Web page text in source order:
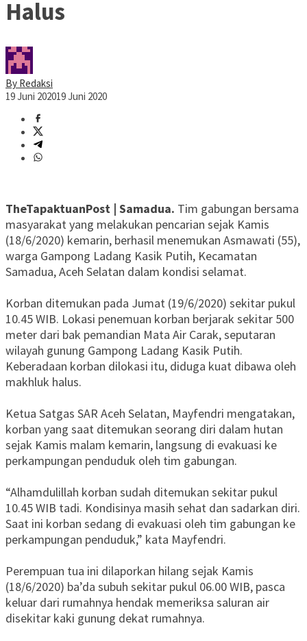
Halus
By Redaksi
19 Juni 202019 Juni 2020
TheTapaktuanPost | Samadua. Tim gabungan bersama
masyarakat yang melakukan pencarian sejak Kamis
(18/6/2020) kemarin, berhasil menemukan Asmawati (55),
warga Gampong Ladang Kasik Putih, Kecamatan
Samadua, Aceh Selatan dalam kondisi selamat.
Korban ditemukan pada Jumat (19/6/2020) sekitar pukul
10.45 WIB. Lokasi penemuan korban berjarak sekitar 500
meter dari bak pemandian Mata Air Carak, seputaran
wilayah gunung Gampong Ladang Kasik Putih.
Keberadaan korban dilokasi itu, diduga kuat dibawa oleh
makhluk halus.
Ketua Satgas SAR Aceh Selatan, Mayfendri mengatakan,
korban yang saat ditemukan seorang diri dalam hutan
sejak Kamis malam kemarin, langsung di evakuasi ke
perkampungan penduduk oleh tim gabungan.
“Alhamdulillah korban sudah ditemukan sekitar pukul
10.45 WIB tadi. Kondisinya masih sehat dan sadarkan diri.
Saat ini korban sedang di evakuasi oleh tim gabungan ke
perkampungan penduduk,” kata Mayfendri.
Perempuan tua ini dilaporkan hilang sejak Kamis
(18/6/2020) ba’da subuh sekitar pukul 06.00 WIB, pasca
keluar dari rumahnya hendak memeriksa saluran air
disekitar kaki gunung dekat rumahnya.